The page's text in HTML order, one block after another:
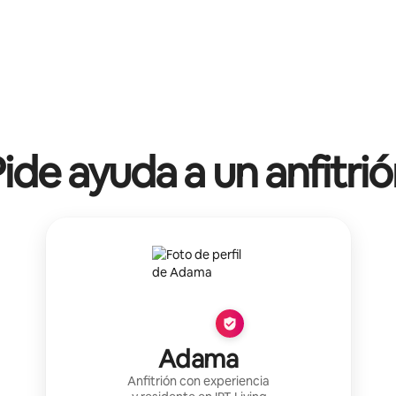
ayuda a un
Adama
Anfitrión con experiencia